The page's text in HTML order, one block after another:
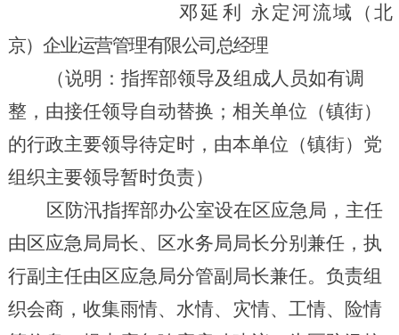
邓延利 永定河流域（北
京）企业运营管理有限公司总经理
（说明：指挥部领导及组成人员如有调
整， 由接任领导自动替换；相关单位（镇街）
的行政主要领导待定时，由本单位（镇街）党
组织主要领导暂时负责）
区防汛指挥部办公室设在区应急局，主任
由区应急局局长、区水务局局长分别 兼任， 执
行副主任由区应急局分管副局长兼任。 负责组
织会商，收集雨情、水情、灾情、工情、险情